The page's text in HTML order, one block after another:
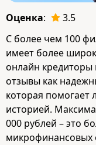
Оценка:
3.5
С более чем 100
имеет более
онлайн кредиторы
отзывы как
которая помогает
историей.
000 рублей – это
микрофинансовых